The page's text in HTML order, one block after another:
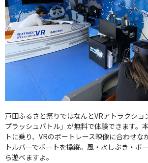
戸田ふるさと祭りではなんとVRアトラクショ
プラッシュバトル」が無料で体験できます。
トに乗り、VRのボートレース映像に合わせな
トルバーでボートを操縦。風・水しぶき・ボ
ら遊べますよ。